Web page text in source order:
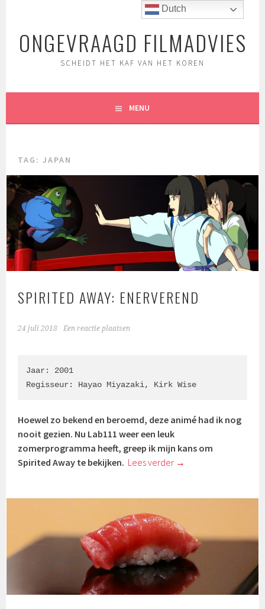
inhoudONGEVRAAGD FILMADVIES
SCHEIDT HET KAF VAN HET KOREN
MENU
TAG:JAPAN
SPIRITED AWAY: ENERVEREND
24 juli 2018 Een reactie plaatsen
Jaar: 2001
Regisseur: Hayao Miyazaki, Kirk Wise
Hoewel zo bekend en beroemd, deze animé had ik nog
nooit gezien. Nu Lab111 weer een leuk
zomerprogramma heeft, greep ik mijn kans om
Spirited Away te bekijken. Lees verder →
Dutch